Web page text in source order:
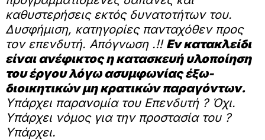
καθυστερήσεις εκτός δυνατοτήτων του.
Δυσφήμιση, κατηγορίες πανταχόθεν προς
τον επενδυτή. Απόγνωση .!! Εν κατακλείδι
είναι ανέφικτος η κατασκευή υλοποίηση
του έργου λόγω ασυμφωνίας έξω-
διοικητικών μη κρατικών παραγόντων.
Υπάρχει παρανομία του Επενδυτή ? Όχι.
Υπάρχει νόμος για την προστασία του ?
Υπάρχει.